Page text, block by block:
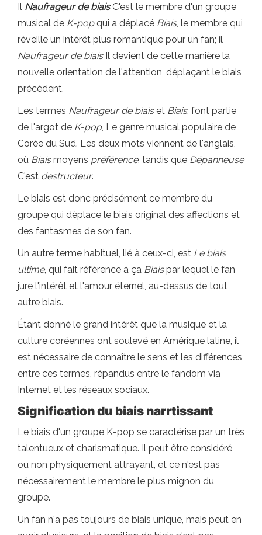
Il Naufrageur de biaisC'est le membre d'un groupe
musical de K-popqui a déplacé Biais, le membre qui
réveille un intérêt plus romantique pour un fan; il
Naufrageur de biaisIl devient de cette manière la
nouvelle orientation de l'attention, déplaçant le biais
précédent.
Les termes Naufrageur de biaiset Biais, font partie
de l'argot de K-pop, Le genre musical populaire de
Corée du Sud. Les deux mots viennent de l'anglais,
où Biaismoyens préférence, tandis que Dépanneuse
C'est destructeur.
Le biais est donc précisément ce membre du
groupe qui déplace le biais original des affections et
des fantasmes de son fan.
Un autre terme habituel, lié à ceux-ci, est Le biais
ultime, qui fait référence à ça Biaispar lequel le fan
jure l'intérêt et l'amour éternel, au-dessus de tout
autre biais.
Étant donné le grand intérêt que la musique et la
culture coréennes ont soulevé en Amérique latine, il
est nécessaire de connaître le sens et les différences
entre ces termes, répandus entre le fandom via
Internet et les réseaux sociaux.
Signification du biais narrtissant
Le biais d'un groupe K-pop se caractérise par un très
talentueux et charismatique. Il peut être considéré
ou non physiquement attrayant, et ce n'est pas
nécessairement le membre le plus mignon du
groupe.
Un fan n'a pas toujours de biais unique, mais peut en